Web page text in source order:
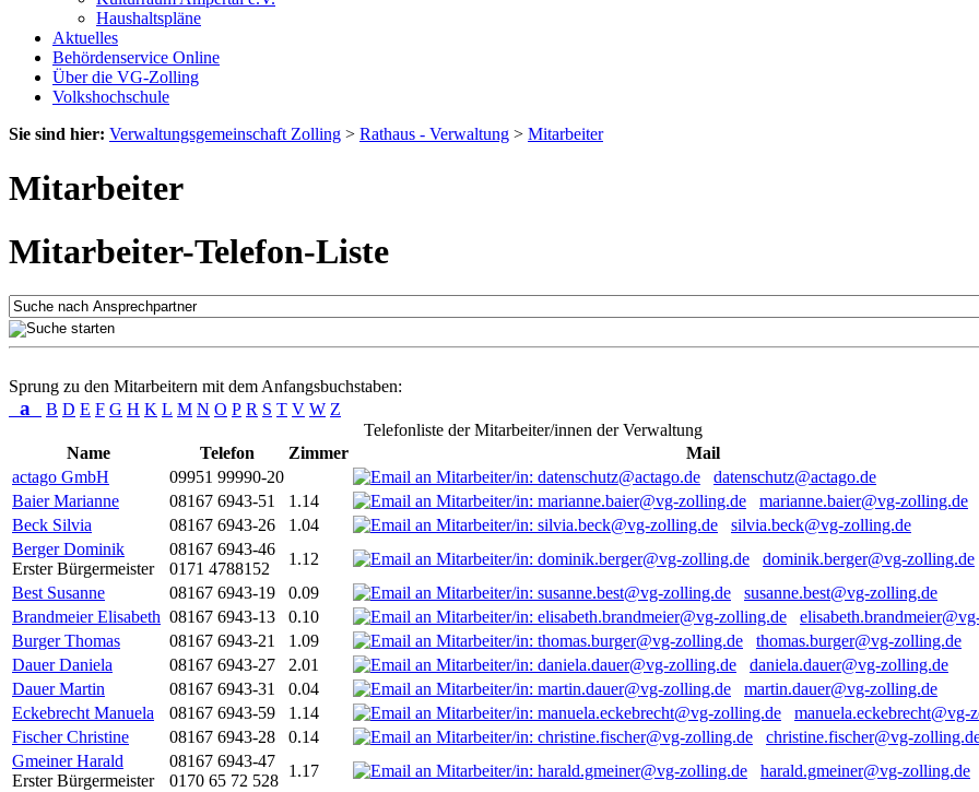
Haushaltspläne
Aktuelles
Behördenservice Online
Über die VG-Zolling
Volkshochschule
Sie sind hier: Verwaltungsgemeinschaft Zolling > Rathaus - Verwaltung > Mitarbeiter
Mitarbeiter
Mitarbeiter-Telefon-Liste
Sprung zu den Mitarbeitern mit dem Anfangsbuchstaben:
a B D E F G H K L M N O P R S T V W Z
Telefonliste der Mitarbeiter/innen der Verwaltung
Name
Telefon Zimmer
Mail
actago GmbH
09951 99990-20
datenschutz@actago.de
Baier Marianne
08167 6943-51 1.14
marianne.baier@vg-zolling.de
Beck Silvia
08167 6943-26 1.04
silvia.beck@vg-zolling.de
Berger Dominik
Erster Bürgermeister
08167 6943-46
0171 4788152
1.12
dominik.berger@vg-zolling.de
Best Susanne
08167 6943-19 0.09
susanne.best@vg-zolling.de
Brandmeier Elisabeth 08167 6943-13 0.10
Burger Thomas
08167 6943-21 1.09
thomas.burger@vg-zolling.de
Dauer Daniela
08167 6943-27 2.01
daniela.dauer@vg-zolling.de
Dauer Martin
08167 6943-31 0.04
martin.dauer@vg-zolling.de
Eckebrecht Manuela
08167 6943-59 1.14
manuela.eckebrecht@vg-
Fischer Christine
08167 6943-28 0.14
christine.fischer@vg-
Gmeiner Harald
Erster Bürgermeister
08167 6943-47
0170 65 72 528
1.17
harald.gmeiner@vg-zolling.de